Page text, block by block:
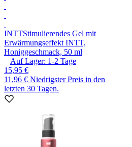
INTTStimulierendes Gel mit
Erwärmungseffekt INTT,
Honiggeschmack, 50 ml
Auf Lager: 1-2 Tage
15,95 €
11,96 € Niedrigster Preis in den
letzten 30 Tagen.